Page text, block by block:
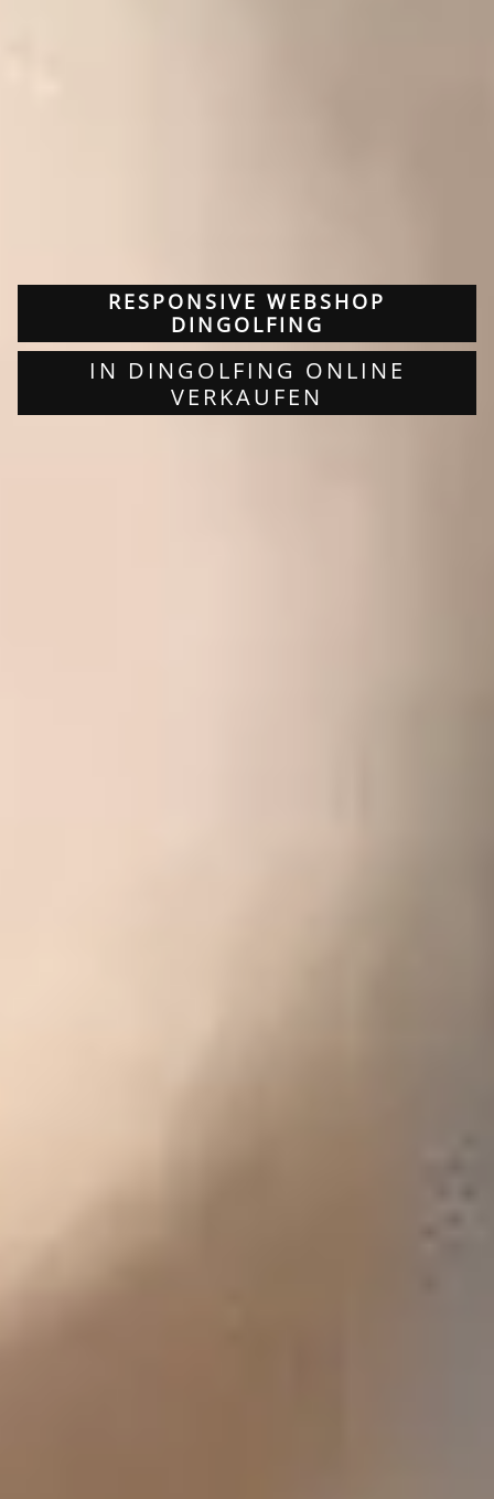
RESPONSIVE WEBSHOP
DINGOLFING
IN DINGOLFING ONLINE
VERKAUFEN